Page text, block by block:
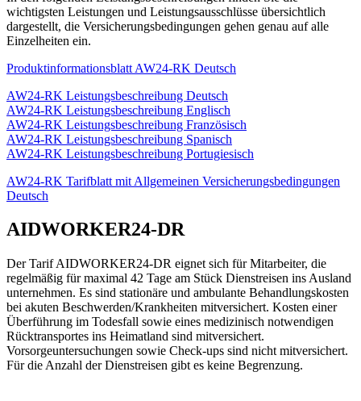
wichtigsten Leistungen und Leistungsausschlüsse übersichtlich
dargestellt, die Versicherungsbedingungen gehen genau auf alle
Einzelheiten ein.
Produktinformationsblatt AW24-RK Deutsch
AW24-RK Leistungsbeschreibung Deutsch
AW24-RK Leistungsbeschreibung Englisch
AW24-RK Leistungsbeschreibung Französisch
AW24-RK Leistungsbeschreibung Spanisch
AW24-RK Leistungsbeschreibung Portugiesisch
AW24-RK Tarifblatt mit Allgemeinen Versicherungsbedingungen
Deutsch
AIDWORKER24-DR
Der Tarif AIDWORKER24-DR eignet sich für Mitarbeiter, die
regelmäßig für maximal 42 Tage am Stück Dienstreisen ins Ausland
unternehmen. Es sind stationäre und ambulante Behandlungskosten
bei akuten Beschwerden/Krankheiten mitversichert. Kosten einer
Überführung im Todesfall sowie eines medizinisch notwendigen
Rücktransportes ins Heimatland sind mitversichert.
Vorsorgeuntersuchungen sowie Check-ups sind nicht mitversichert.
Für die Anzahl der Dienstreisen gibt es keine Begrenzung.